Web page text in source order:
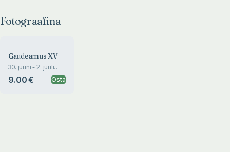
Fotograafina
Gaudeamus XV
30. juuni - 2. juuli
2006
9.00 € Osta